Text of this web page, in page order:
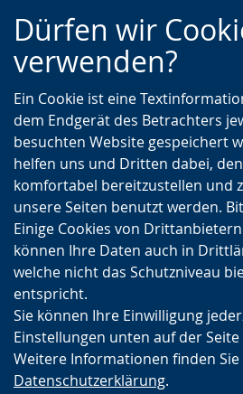
Zur
Zur
Zum
Inhalt
Dürfen wir
verwenden?
Ein Cookie ist eine
dem Endgerät des Betrachters
besuchten Website gespeichert
helfen uns und Dritten dabei,
komfortabel bereitzustellen und
unsere Seiten benutzt werden.
Einige Cookies von Drittanbietern
können Ihre Daten auch in
welche nicht das Schutzniveau
entspricht.
Sie können Ihre Einwilligung
Einstellungen unten auf der
Weitere Informationen finden
Datenschutzerklärung.